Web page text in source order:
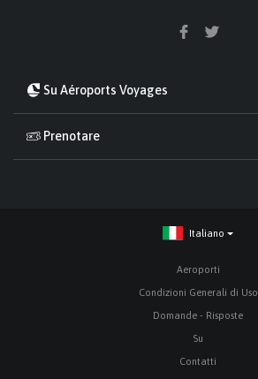
Su Aéroports Voyages
Prenotare
Italiano
Aeroporti
Condizioni Generali di Uso
Domande - Risposte
Su
Contatti